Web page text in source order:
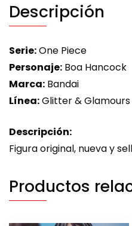
Descripción
Serie:One Piece
Personaje: Boa Hancock
Marca: Bandai
Línea:Glitter & Glamours
Descripción:
Figura original, nueva y
Productos